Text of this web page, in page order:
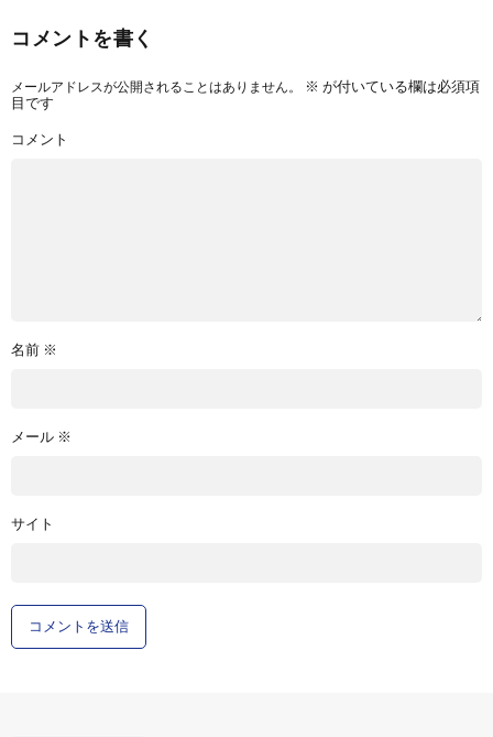
コメントを書く
メールアドレスが公開されることはありません。 ※ が付いている欄は必須項
目です
コメント
名前 ※
メール ※
サイト